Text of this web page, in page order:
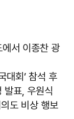
서 이종찬 광
대회’ 참석 후
발표, 우원식
도 비상 행보